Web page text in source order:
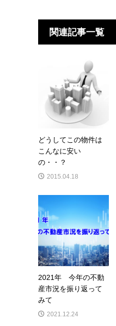
関連記事一覧
どうしてこの物件は
こんなに安い
の・・？
2015.04.18
2021年 今年の不動
産市況を振り返って
みて
2021.12.24